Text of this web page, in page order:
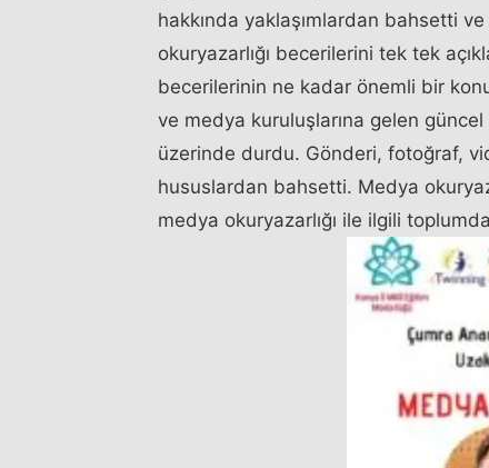
hakkında yaklaşımlardan bahsetti
okuryazarlığı becerilerini tek tek
becerilerinin ne kadar önemli bir
ve medya kuruluşlarına gelen
üzerinde durdu. Gönderi, fotoğraf,
hususlardan bahsetti. Medya
medya okuryazarlığı ile ilgili